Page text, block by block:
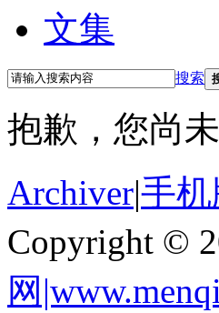
文集
搜索
抱歉，您尚
Archiver|手机
Copyright ©
网